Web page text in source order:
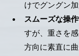
けでグングン加
スムーズな操
すが、重さを
方向に素直に